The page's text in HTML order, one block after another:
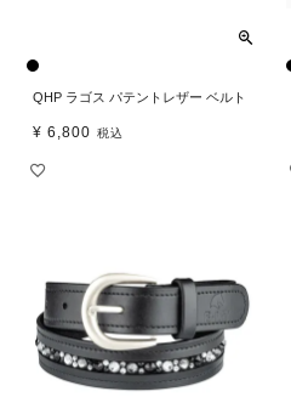
QHP ラゴス パテントレザー ベルト
¥ 6,800 税込